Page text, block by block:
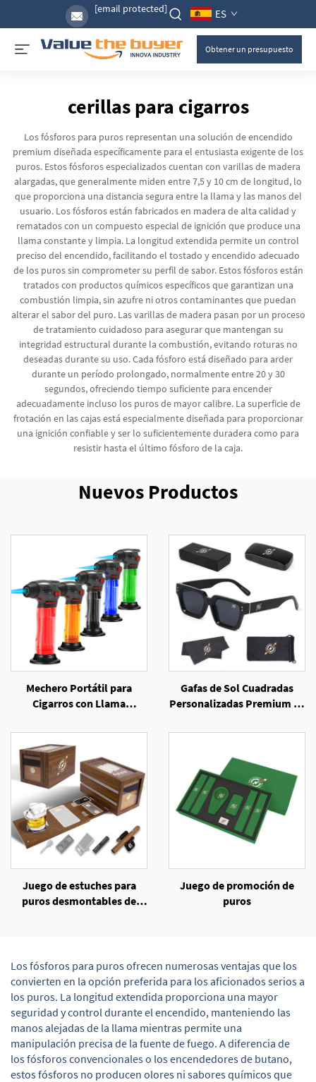
[email protected] ES
Obtener un presupuesto
cerillas para cigarros
Los fósforos para puros representan una solución de encendido
premium diseñada específicamente para el entusiasta exigente de los
puros. Estos fósforos especializados cuentan con varillas de madera
alargadas, que generalmente miden entre 7,5 y 10 cm de longitud, lo
que proporciona una distancia segura entre la llama y las manos del
usuario. Los fósforos están fabricados en madera de alta calidad y
rematados con un compuesto especial de ignición que produce una
llama constante y limpia. La longitud extendida permite un control
preciso del encendido, facilitando el tostado y encendido adecuado
de los puros sin comprometer su perfil de sabor. Estos fósforos están
tratados con productos químicos específicos que garantizan una
combustión limpia, sin azufre ni otros contaminantes que puedan
alterar el sabor del puro. Las varillas de madera pasan por un proceso
de tratamiento cuidadoso para asegurar que mantengan su
integridad estructural durante la combustión, evitando roturas no
deseadas durante su uso. Cada fósforo está diseñado para arder
durante un período prolongado, normalmente entre 20 y 30
segundos, ofreciendo tiempo suficiente para encender
adecuadamente incluso los puros de mayor calibre. La superficie de
frotación en las cajas está especialmente diseñada para proporcionar
una ignición confiable y ser lo suficientemente duradera como para
resistir hasta el último fósforo de la caja.
Nuevos Productos
Mechero Portátil para
Cigarros con Llama
Viento
Gafas de Sol Cuadradas
Personalizadas Premium de
Juego de estuches para
puros desmontables de
Juego de promoción de
puros
Los fósforos para puros ofrecen numerosas ventajas que los
convierten en la opción preferida para los aficionados serios a
los puros. La longitud extendida proporciona una mayor
seguridad y control durante el encendido, manteniendo las
manos alejadas de la llama mientras permite una
manipulación precisa de la fuente de fuego. A diferencia de
los fósforos convencionales o los encendedores de butano,
estos fósforos no producen olores ni sabores químicos que